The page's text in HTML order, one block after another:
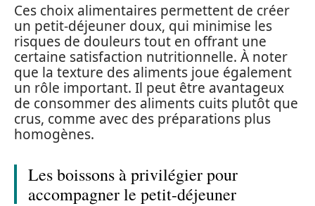
Ces choix alimentaires permettent de créer
un petit-déjeuner doux, qui minimise les
risques de douleurs tout en offrant une
certaine satisfaction nutritionnelle. À noter
que la texture des aliments joue également
un rôle important. Il peut être avantageux
de consommer des aliments cuits plutôt que
crus, comme avec des préparations plus
homogènes.
Les boissons à privilégier pour
accompagner le petit-déjeuner